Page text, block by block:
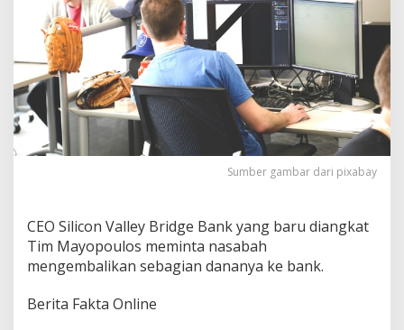
Sumber gambar dari pixabay
CEO Silicon Valley Bridge Bank yang baru diangkat
Tim Mayopoulos meminta nasabah
mengembalikan sebagian dananya ke bank.
Berita Fakta Online